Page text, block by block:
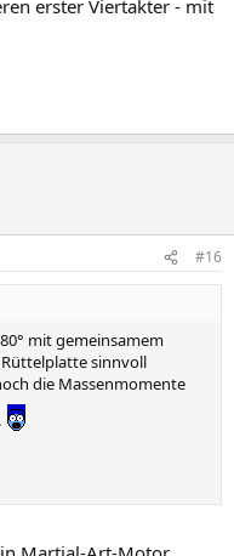
erster Viertakter - mit
#16
mit gemeinsamem
sinnvoll
die Massenmomente